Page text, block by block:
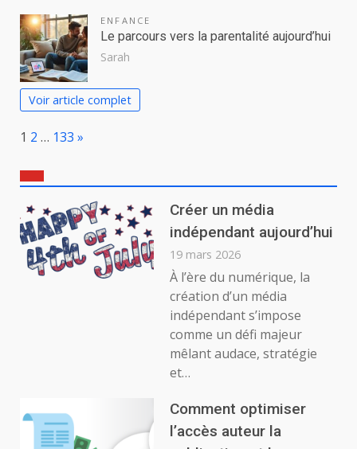
ENFANCE
Le parcours vers la parentalité aujourd’hui
Sarah
Voir article complet
Page:
1 2 … 133 Next
»
Créer un média
indépendant aujourd’hui
19 mars 2026
À l’ère du numérique, la
création d’un média
indépendant s’impose
comme un défi majeur
mêlant audace, stratégie
et…
Comment optimiser
l’accès auteur la